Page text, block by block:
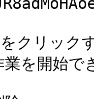
リック
業を開始で